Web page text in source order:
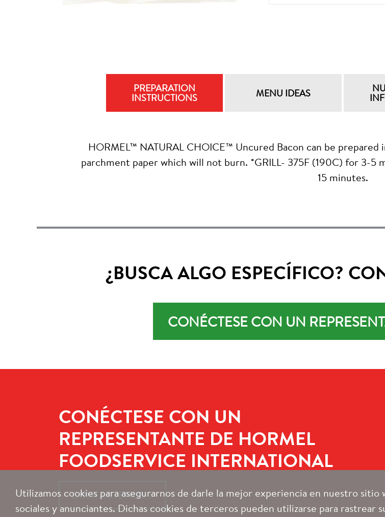
PREPARATION
INSTRUCTIONS MENU IDEAS
HORMEL™ NATURAL CHOICE™ Uncured Bacon can be
parchment paper which will not burn. *GRILL- 375F (190C) for 3-5
15 minutes.
¿BUSCA ALGO ESPECÍFICO?
CONÉCTESE CON UN
CONÉCTESE CON UN
REPRESENTANTE DE HORMEL
FOODSERVICE INTERNATIONAL
CONTÁCTENOS
Utilizamos cookies para asegurarnos de darle la mejor experiencia en nuestro
sociales y anunciantes. Dichas cookies de terceros pueden utilizarse para